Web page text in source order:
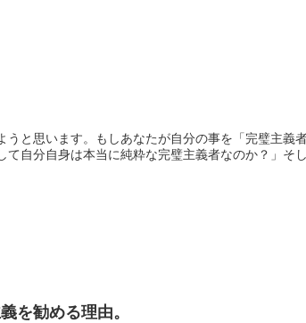
と思います。もしあなたが自分の事を「完璧主義
自分自身は本当に純粋な完璧主義者なのか？」そ
を勧める理由。